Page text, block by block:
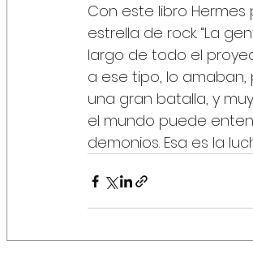
Con este libro
estrella de rock. “La
largo de todo el
a ese tipo, lo
una gran batalla, y
el mundo puede
demonios. Esa es la